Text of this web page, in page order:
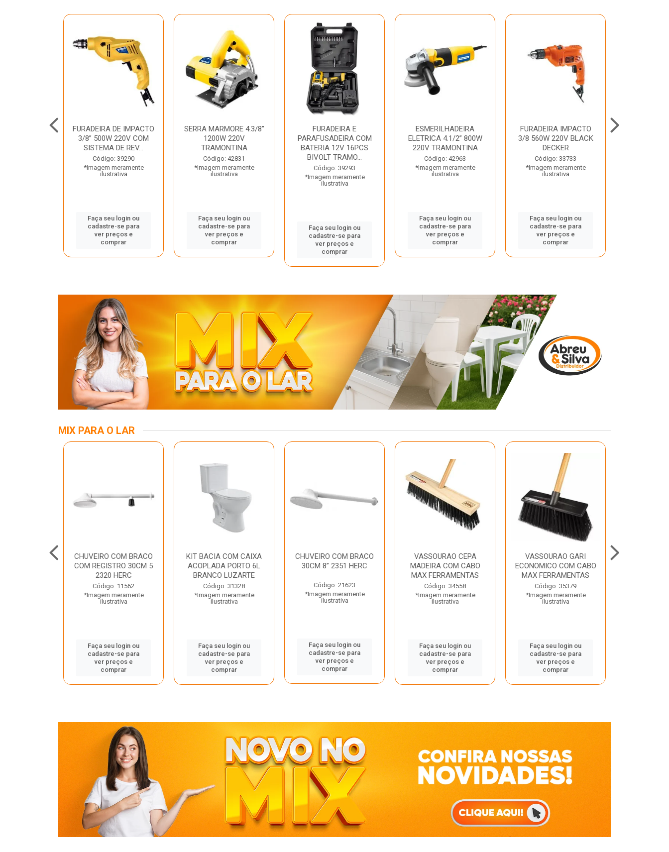
FURADEIRA DE IMPACTO
3/8” 500W 220V COM
SISTEMA DE REV...
Código: 39290
*Imagem meramente
ilustrativa
Faça seu login ou
cadastre-se para
ver preços e
comprar
SERRA MARMORE 4.3/8”
1200W 220V
TRAMONTINA
Código: 42831
*Imagem meramente
ilustrativa
Faça seu login ou
cadastre-se para
ver preços e
comprar
FURADEIRA E
PARAFUSADEIRA COM
BATERIA 12V 16PCS
BIVOLT TRAMO...
Código: 39293
*Imagem meramente
ilustrativa
Faça seu login ou
cadastre-se para
ver preços e
comprar
ESMERILHADEIRA
ELETRICA 4.1/2” 800W
220V TRAMONTINA
Código: 42963
*Imagem meramente
ilustrativa
Faça seu login ou
cadastre-se para
ver preços e
comprar
FURADEIRA IMPACTO
3/8 560W 220V BLACK
DECKER
Código: 33733
*Imagem meramente
ilustrativa
Faça seu login ou
cadastre-se para
ver preços e
comprar
MIX PARA O LAR
CHUVEIRO COM BRACO
COM REGISTRO 30CM 5
2320 HERC
Código: 11562
*Imagem meramente
ilustrativa
Faça seu login ou
cadastre-se para
ver preços e
comprar
KIT BACIA COM CAIXA
ACOPLADA PORTO 6L
BRANCO LUZARTE
Código: 31328
*Imagem meramente
ilustrativa
Faça seu login ou
cadastre-se para
ver preços e
comprar
CHUVEIRO COM BRACO
30CM 8” 2351 HERC
Código: 21623
*Imagem meramente
ilustrativa
Faça seu login ou
cadastre-se para
ver preços e
comprar
VASSOURAO CEPA
MADEIRA COM CABO
MAX FERRAMENTAS
Código: 34558
*Imagem meramente
ilustrativa
Faça seu login ou
cadastre-se para
ver preços e
comprar
VASSOURAO GARI
ECONOMICO COM CABO
MAX FERRAMENTAS
Código: 35379
*Imagem meramente
ilustrativa
Faça seu login ou
cadastre-se para
ver preços e
comprar